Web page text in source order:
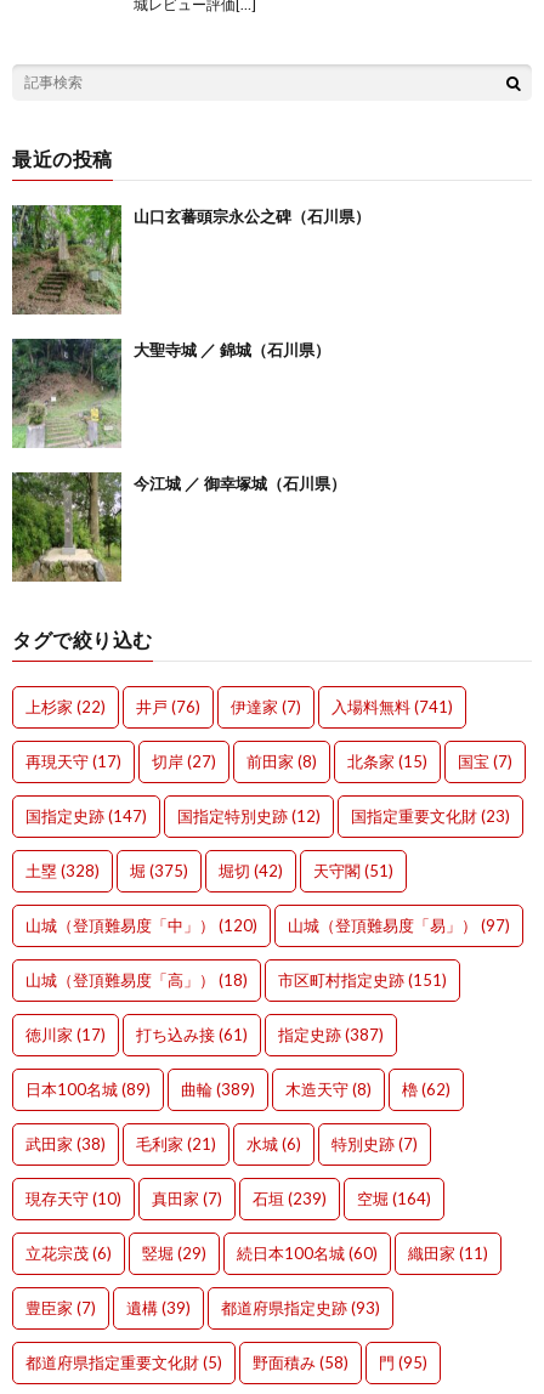
城レビュー評価[…]
最近の投稿
山口玄蕃頭宗永公之碑（石川県）
大聖寺城 ／ 錦城（石川県）
今江城 ／ 御幸塚城（石川県）
タグで絞り込む
上杉家 (22) 井戸 (76) 伊達家 (7) 入場料無料(741)
再現天守(17) 切岸(27) 前田家 (8) 北条家 (15) 国宝 (7)
国指定史跡(147) 国指定特別史跡(12) 国指定重要文化財(23)
土塁 (328) 堀 (375) 堀切 (42) 天守閣(51)
山城（登頂難易度「中」） (120) 山城（登頂難易度「易」） (97)
山城（登頂難易度「高」） (18) 市区町村指定史跡(151)
徳川家 (17) 打ち込み接(61) 指定史跡(387)
日本100名城(89) 曲輪(389) 木造天守(8) 櫓(62)
武田家 (38) 毛利家 (21) 水城(6) 特別史跡(7)
現存天守(10) 真田家 (7) 石垣 (239) 空堀 (164)
立花宗茂(6) 竪堀 (29) 続日本100名城(60) 織田家 (11)
豊臣家 (7) 遺構(39) 都道府県指定史跡(93)
都道府県指定重要文化財(5) 野面積み(58) 門 (95)